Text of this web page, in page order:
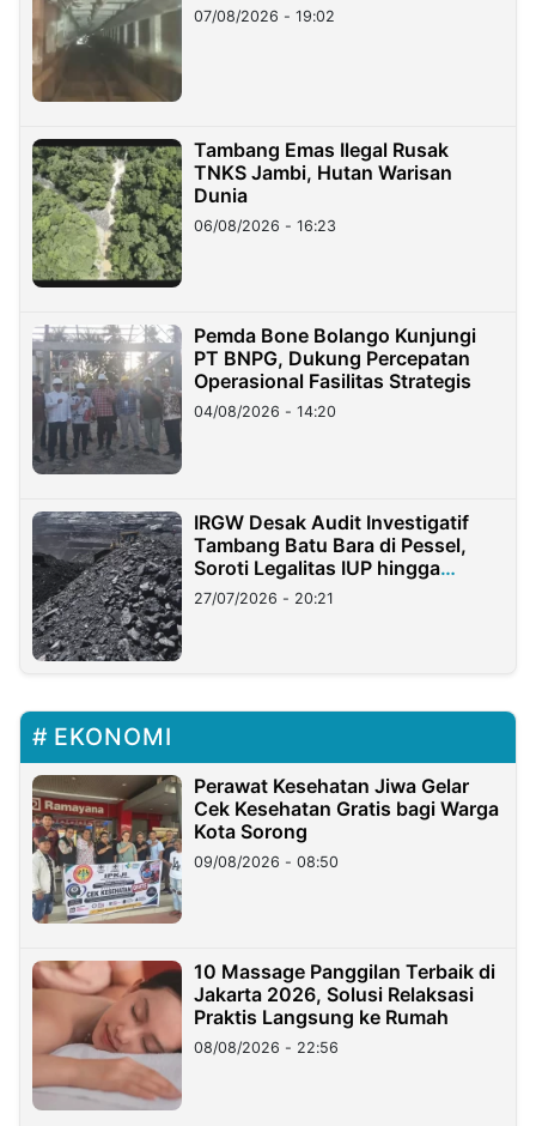
07/08/2026 - 19:02
Tambang Emas Ilegal Rusak
TNKS Jambi, Hutan Warisan
Dunia
06/08/2026 - 16:23
Pemda Bone Bolango Kunjungi
PT BNPG, Dukung Percepatan
Operasional Fasilitas Strategis
04/08/2026 - 14:20
IRGW Desak Audit Investigatif
Tambang Batu Bara di Pessel,
Soroti Legalitas IUP hingga
Stockpile
27/07/2026 - 20:21
EKONOMI
Perawat Kesehatan Jiwa Gelar
Cek Kesehatan Gratis bagi Warga
Kota Sorong
09/08/2026 - 08:50
10 Massage Panggilan Terbaik di
Jakarta 2026, Solusi Relaksasi
Praktis Langsung ke Rumah
08/08/2026 - 22:56